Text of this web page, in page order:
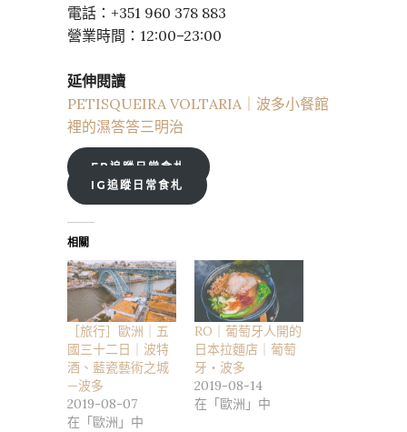
電話：+351 960 378 883
營業時間：12:00–23:00
延伸閱讀
PETISQUEIRA VOLTARIA｜波多小餐館
裡的濕答答三明治
FB追蹤日常食札
IG追蹤日常食札
相關
［旅行］歐洲｜五
國三十二日｜波特
酒、藍瓷藝術之城
—波多
2019-08-07
在「歐洲」中
RO｜葡萄牙人開的
日本拉麵店｜葡萄
牙・波多
2019-08-14
在「歐洲」中